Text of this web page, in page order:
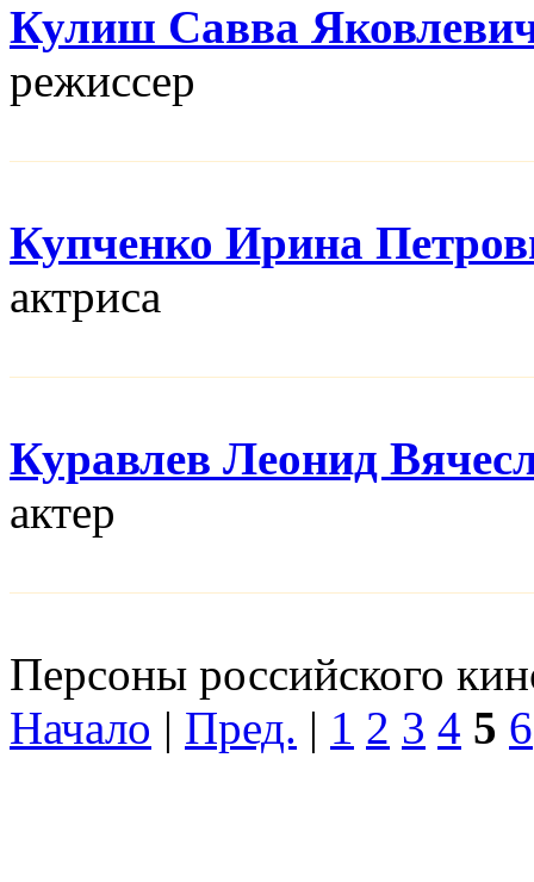
Кулиш Савва
режисcер
Купченко Ирина
актриса
Куравлев Леонид
актер
Персоны российского
Начало | Пред. | 1 2 3 4 5 6